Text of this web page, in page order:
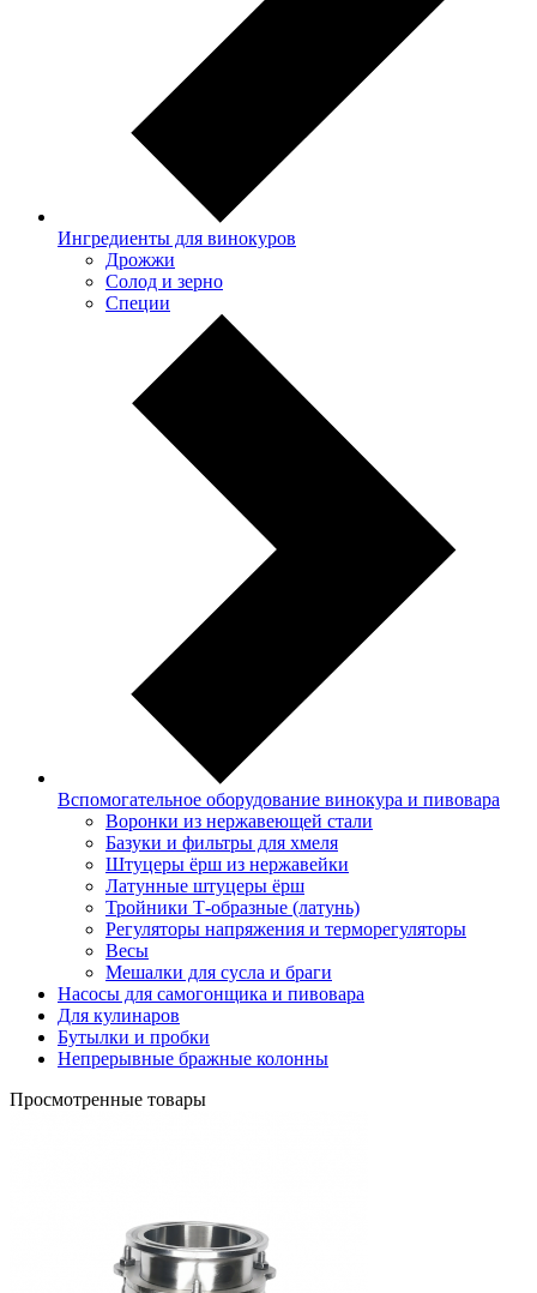
Ингредиенты для винокуров
Дрожжи
Солод и зерно
Специи
Вспомогательное оборудование винокура и пивовара
Воронки из нержавеющей стали
Базуки и фильтры для хмеля
Штуцеры ёрш из нержавейки
Латунные штуцеры ёрш
Тройники Т-образные (латунь)
Регуляторы напряжения и терморегуляторы
Весы
Мешалки для сусла и браги
Насосы для самогонщика и пивовара
Для кулинаров
Бутылки и пробки
Непрерывные бражные колонны
Просмотренные товары